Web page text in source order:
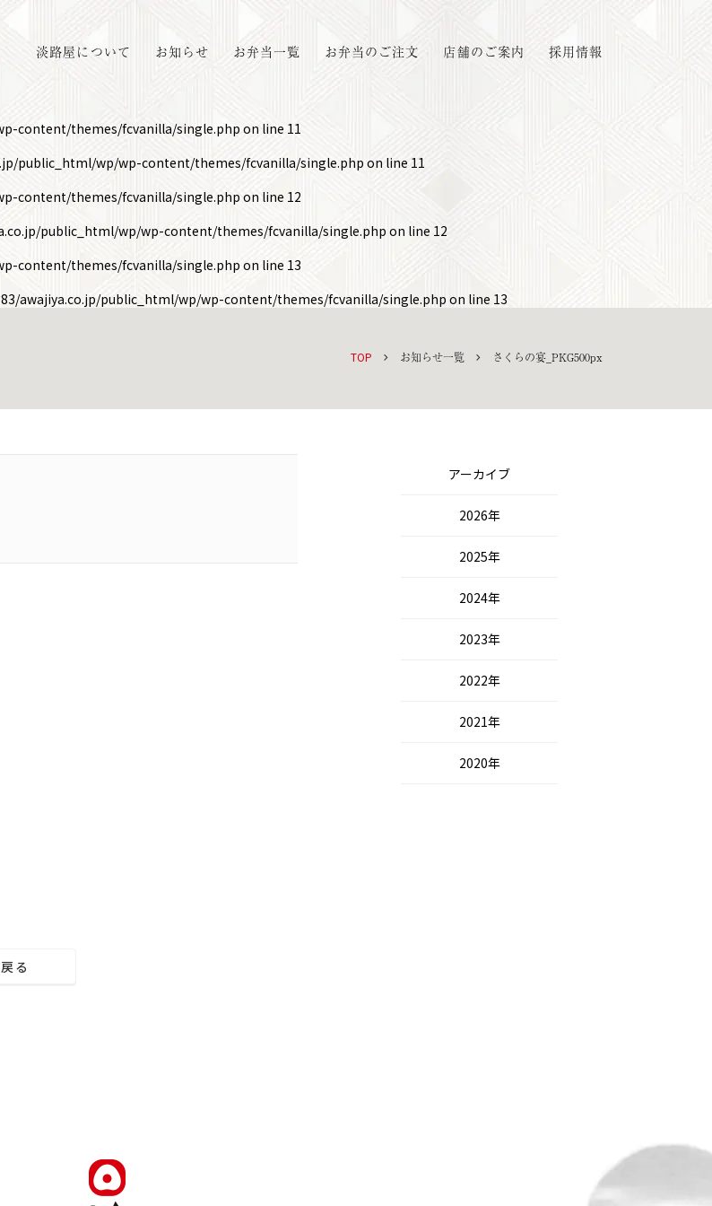
淡路屋について お知らせ お弁当一覧 お弁当のご注文 店舗のご案内 採用情報
content/themes/fcvanilla/single.phpon line 11
public_html/wp/wp-content/themes/fcvanilla/single.php on line 11
content/themes/fcvanilla/single.phpon line 12
public_html/wp/wp-content/themes/fcvanilla/single.php on line 12
content/themes/fcvanilla/single.phpon line 13
awajiya.co.jp/public_html/wp/wp-content/themes/fcvanilla/single.php on line 13
TOP お知らせ一覧 さくらの宴_PKG500px
る
アーカイブ
2026年
2025年
2024年
2023年
2022年
2021年
2020年